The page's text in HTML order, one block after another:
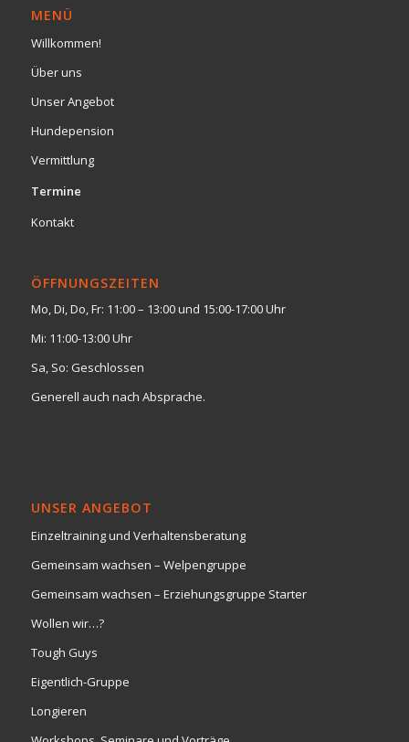
MENÜ
Willkommen!
Über uns
Unser Angebot
Hundepension
Vermittlung
Termine
Kontakt
ÖFFNUNGSZEITEN
Mo, Di, Do, Fr: 11:00 – 13:00 und 15:00-17:00 Uhr
Mi: 11:00-13:00 Uhr
Sa, So: Geschlossen
Generell auch nach Absprache.
UNSER ANGEBOT
Einzeltraining und Verhaltensberatung
Gemeinsam wachsen – Welpengruppe
Gemeinsam wachsen – Erziehungsgruppe Starter
Wollen wir…?
Tough Guys
Eigentlich-Gruppe
Longieren